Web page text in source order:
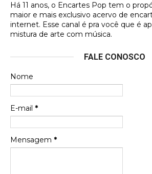
DVD MIDINHO
Francierton
futuras aquisições, e olhando o
Francierton
Espero que tenham sentido minha
que estou de volta para trazer mais
Há 11 anos, o Encartes Pop tem o
maior e mais exclusivo acervo de
internet. Esse canal é pra você que é
mistura de arte com música.
FALE CONOSCO
Nome
E-mail *
Mensagem *